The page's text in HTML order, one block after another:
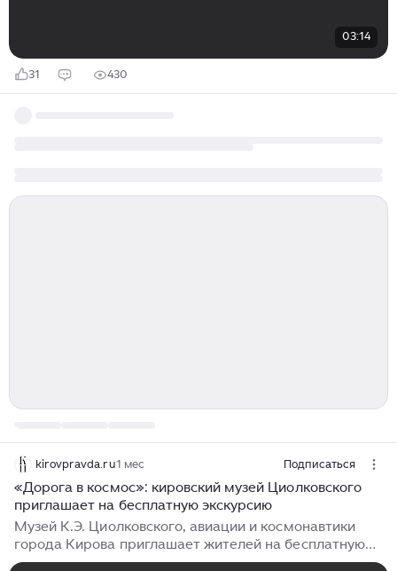
03:14
31 430
kirovpravda.ru1 мес Подписаться
«Дорога в космос»: кировский музей Циолковского
приглашает на бесплатную экскурсию
Музей К.Э. Циолковского, авиации и космонавтики
города Кирова приглашает жителей на бесплатную
экскурсию «Дорога в космос» (12+), которая